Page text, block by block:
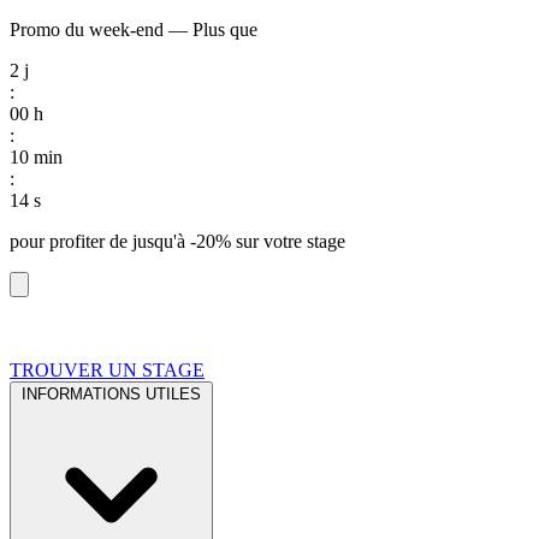
Promo du week-end — Plus que
2 j
:
00 h
:
10 min
:
13 s
pour profiter de jusqu'à -20% sur votre stage
TROUVER UN STAGE
INFORMATIONS UTILES